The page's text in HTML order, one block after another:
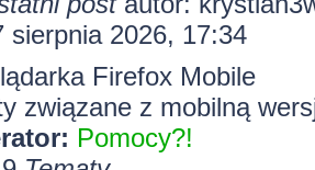
sierpnia 2026, 17:34
Firefox Mobile
związane z mobilną
Pomocy?!